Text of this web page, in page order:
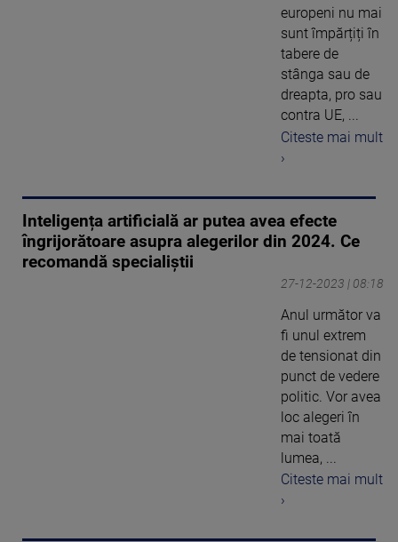
europeni nu mai
sunt împărțiți în
tabere de
stânga sau de
dreapta, pro sau
contra UE, ...
Citeste mai mult
›
Inteligența artificială ar putea avea efecte
îngrijorătoare asupra alegerilor din 2024. Ce
recomandă specialiștii
27-12-2023 | 08:18
Anul următor va
fi unul extrem
de tensionat din
punct de vedere
politic. Vor avea
loc alegeri în
mai toată
lumea, ...
Citeste mai mult
›